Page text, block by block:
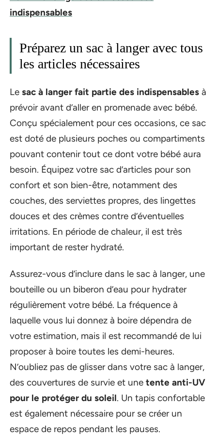
indispensables
Préparez un sac à langer avec tous
les articles nécessaires
Le sac à langer fait partie des indispensables à
prévoir avant d’aller en promenade avec bébé.
Conçu spécialement pour ces occasions, ce sac
est doté de plusieurs poches ou compartiments
pouvant contenir tout ce dont votre bébé aura
besoin. Équipez votre sac d’articles pour son
confort et son bien-être, notamment des
couches, des serviettes propres, des lingettes
douces et des crèmes contre d’éventuelles
irritations. En période de chaleur, il est très
important de rester hydraté.
Assurez-vous d’inclure dans le sac à langer, une
bouteille ou un biberon d’eau pour hydrater
régulièrement votre bébé. La fréquence à
laquelle vous lui donnez à boire dépendra de
votre estimation, mais il est recommandé de lui
proposer à boire toutes les demi-heures.
N’oubliez pas de glisser dans votre sac à langer,
des couvertures de survie et une tente anti-UV
pour le protéger du soleil. Un tapis confortable
est également nécessaire pour se créer un
espace de repos pendant les pauses.